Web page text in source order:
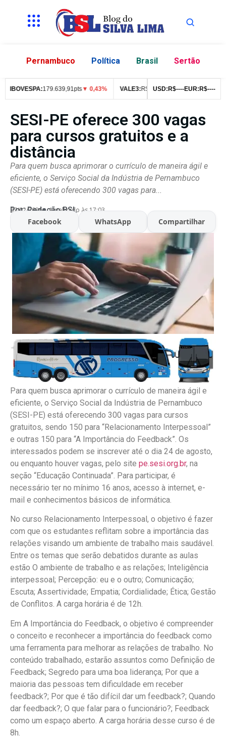
Pernambuco Política Brasil Sertão
IBOVESPA:179.639,91pts▼ 0,43% VALE3:R$76,99▼ 2,49% ITUB4:R$
USD: R$----EUR: R$----
SESI-PE oferece 300 vagas
para cursos gratuitos e a
distância
Para quem busca aprimorar o currículo de maneira ágil e
eficiente, o Serviço Social da Indústria de Pernambuco
(SESI-PE) está oferecendo 300 vagas para...
Por:Redação BSL
07/02/2026 Atualizado às 17:03
Facebook WhatsApp Compartilhar
Para quem busca aprimorar o currículo de maneira ágil e
eficiente, o Serviço Social da Indústria de Pernambuco
(SESI-PE) está oferecendo 300 vagas para cursos
gratuitos, sendo 150 para “Relacionamento Interpessoal”
e outras 150 para “A Importância do Feedback”. Os
interessados podem se inscrever até o dia 24 de agosto,
ou enquanto houver vagas, pelo site pe.sesi.org.br, na
seção “Educação Continuada”. Para participar, é
necessário ter no mínimo 16 anos, acesso à internet, e-
mail e conhecimentos básicos de informática.
No curso Relacionamento Interpessoal, o objetivo é fazer
com que os estudantes reflitam sobre a importância das
relações visando um ambiente de trabalho mais saudável.
Entre os temas que serão debatidos durante as aulas
estão O ambiente de trabalho e as relações; Inteligência
interpessoal; Percepção: eu e o outro; Comunicação;
Escuta; Assertividade; Empatia; Cordialidade; Ética; Gestão
de Conflitos. A carga horária é de 12h.
Em A Importância do Feedback, o objetivo é compreender
o conceito e reconhecer a importância do feedback como
uma ferramenta para melhorar as relações de trabalho. No
conteúdo trabalhado, estarão assuntos como Definição de
Feedback; Segredo para uma boa liderança; Por que a
maioria das pessoas tem dificuldade em receber
feedback?; Por que é tão difícil dar um feedback?; Quando
dar feedback?; O que falar para o funcionário?; Feedback
como um espaço aberto. A carga horária desse curso é de
8h.